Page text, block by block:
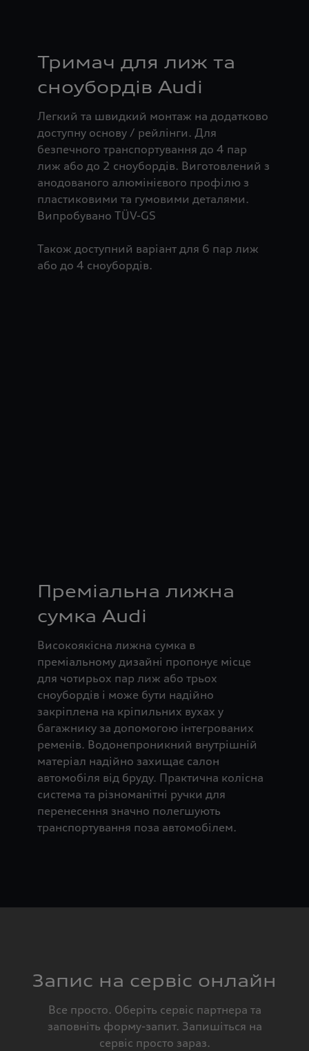
Тримач для лиж та
сноубордів Audi
Легкий та швидкий монтаж на додатково
доступну основу / рейлінги. Для
безпечного транспортування до 4 пар
лиж або до 2 сноубордів. Виготовлений з
анодованого алюмінієвого профілю з
пластиковими та гумовими деталями.
Випробувано TÜV-GS
Також доступний варіант для 6 пар лиж
або до 4 сноубордів.
Преміальна лижна
сумка Audi
Високоякісна лижна сумка в
преміальному дизайні пропонує місце
для чотирьох пар лиж або трьох
сноубордів і може бути надійно
закріплена на кріпильних вухах у
багажнику за допомогою інтегрованих
ременів. Водонепроникний внутрішній
матеріал надійно захищає салон
автомобіля від бруду. Практична колісна
система та різноманітні ручки для
перенесення значно полегшують
транспортування поза автомобілем.
Запис на сервіс онлайн
Все просто. Оберіть сервіс партнера та
заповніть форму-запит. Запишіться на
сервіс просто зараз.